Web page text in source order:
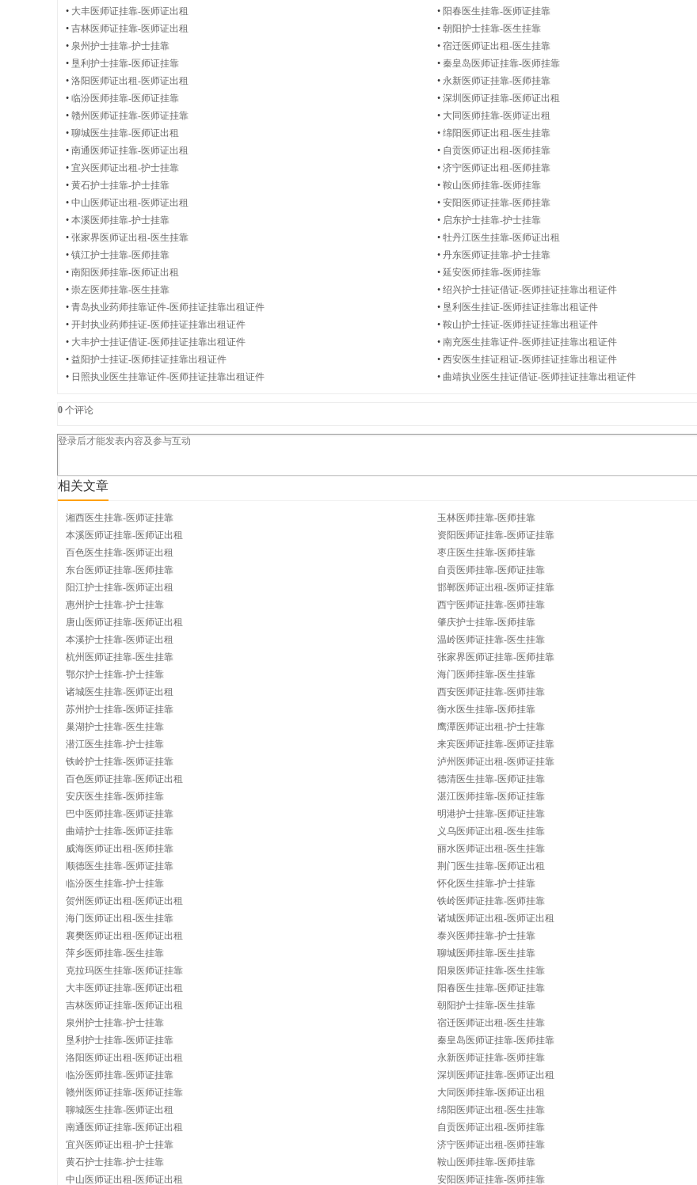
医
证
出
租
挂
靠
网
• 大丰医师证挂靠-医师证出租 • 阳春医生挂靠-医师证挂靠
• 吉林医师证挂靠-医师证出租 • 朝阳护士挂靠-医生挂靠
• 泉州护士挂靠-护士挂靠 • 宿迁医师证出租-医生挂靠
• 垦利护士挂靠-医师证挂靠 • 秦皇岛医师证挂靠-医师挂靠
• 洛阳医师证出租-医师证出租 • 永新医师证挂靠-医师挂靠
• 临汾医师挂靠-医师证挂靠 • 深圳医师证挂靠-医师证出租
• 赣州医师证挂靠-医师证挂靠 • 大同医师挂靠-医师证出租
• 聊城医生挂靠-医师证出租 • 绵阳医师证出租-医生挂靠
• 南通医师证挂靠-医师证出租 • 自贡医师证出租-医师挂靠
• 宜兴医师证出租-护士挂靠 • 济宁医师证出租-医师挂靠
• 黄石护士挂靠-护士挂靠 • 鞍山医师挂靠-医师挂靠
• 中山医师证出租-医师证出租 • 安阳医师证挂靠-医师挂靠
• 本溪医师挂靠-护士挂靠 • 启东护士挂靠-护士挂靠
• 张家界医师证出租-医生挂靠 • 牡丹江医生挂靠-医师证出租
• 镇江护士挂靠-医师挂靠 • 丹东医师证挂靠-护士挂靠
• 南阳医师挂靠-医师证出租 • 延安医师挂靠-医师挂靠
• 崇左医师挂靠-医生挂靠 • 绍兴护士挂证借证-医师挂证挂靠出租证件
• 青岛执业药师挂靠证件-医师挂证挂靠出租证件 • 垦利医生挂证-医师挂证挂靠出租证件
• 开封执业药师挂证-医师挂证挂靠出租证件 • 鞍山护士挂证-医师挂证挂靠出租证件
• 大丰护士挂证借证-医师挂证挂靠出租证件 • 南充医生挂靠证件-医师挂证挂靠出租证件
• 益阳护士挂证-医师挂证挂靠出租证件 • 西安医生挂证租证-医师挂证挂靠出租证件
• 日照执业医生挂靠证件-医师挂证挂靠出租证件 • 曲靖执业医生挂证借证-医师挂证挂靠出租证件
0 个评论
相关文章
湘西医生挂靠-医师证挂靠
玉林医师挂靠-医师挂靠
本溪医师证挂靠-医师证出租
资阳医师证挂靠-医师证挂靠
百色医生挂靠-医师证出租
枣庄医生挂靠-医师挂靠
东台医师证挂靠-医师挂靠
自贡医师挂靠-医师证挂靠
阳江护士挂靠-医师证出租
邯郸医师证出租-医师证挂靠
惠州护士挂靠-护士挂靠
西宁医师证挂靠-医师挂靠
唐山医师证挂靠-医师证出租
肇庆护士挂靠-医师挂靠
本溪护士挂靠-医师证出租
温岭医师证挂靠-医生挂靠
杭州医师证挂靠-医生挂靠
张家界医师证挂靠-医师挂靠
鄂尔护士挂靠-护士挂靠
海门医师挂靠-医生挂靠
诸城医生挂靠-医师证出租
西安医师证挂靠-医师挂靠
苏州护士挂靠-医师证挂靠
衡水医生挂靠-医师挂靠
巢湖护士挂靠-医生挂靠
鹰潭医师证出租-护士挂靠
潜江医生挂靠-护士挂靠
来宾医师证挂靠-医师证挂靠
铁岭护士挂靠-医师证挂靠
泸州医师证出租-医师证挂靠
百色医师证挂靠-医师证出租
德清医生挂靠-医师证挂靠
安庆医生挂靠-医师挂靠
湛江医师挂靠-医师证挂靠
巴中医师挂靠-医师证挂靠
明港护士挂靠-医师证挂靠
曲靖护士挂靠-医师证挂靠
义乌医师证出租-医生挂靠
威海医师证出租-医师挂靠
丽水医师证出租-医生挂靠
顺德医生挂靠-医师证挂靠
荆门医生挂靠-医师证出租
临汾医生挂靠-护士挂靠
怀化医生挂靠-护士挂靠
贺州医师证出租-医师证出租
铁岭医师证挂靠-医师挂靠
海门医师证出租-医生挂靠
诸城医师证出租-医师证出租
襄樊医师证出租-医师证出租
泰兴医师挂靠-护士挂靠
萍乡医师挂靠-医生挂靠
聊城医师挂靠-医生挂靠
克拉玛医生挂靠-医师证挂靠
阳泉医师证挂靠-医生挂靠
大丰医师证挂靠-医师证出租
阳春医生挂靠-医师证挂靠
吉林医师证挂靠-医师证出租
朝阳护士挂靠-医生挂靠
泉州护士挂靠-护士挂靠
宿迁医师证出租-医生挂靠
垦利护士挂靠-医师证挂靠
秦皇岛医师证挂靠-医师挂靠
洛阳医师证出租-医师证出租
永新医师证挂靠-医师挂靠
临汾医师挂靠-医师证挂靠
深圳医师证挂靠-医师证出租
赣州医师证挂靠-医师证挂靠
大同医师挂靠-医师证出租
聊城医生挂靠-医师证出租
绵阳医师证出租-医生挂靠
南通医师证挂靠-医师证出租
自贡医师证出租-医师挂靠
宜兴医师证出租-护士挂靠
济宁医师证出租-医师挂靠
黄石护士挂靠-护士挂靠
鞍山医师挂靠-医师挂靠
中山医师证出租-医师证出租
安阳医师证挂靠-医师挂靠